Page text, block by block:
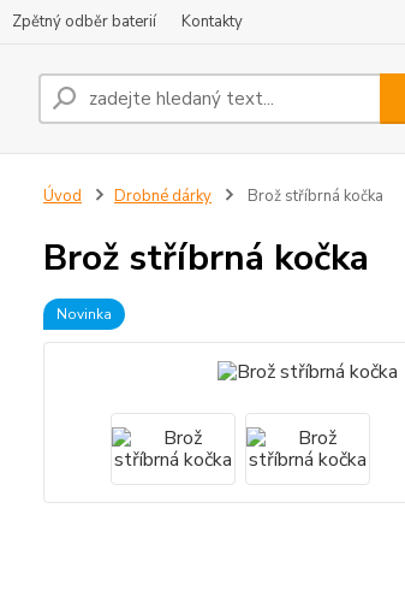
Zpětný odběr baterií Kontakty
Úvod Drobné dárky Brož stříbrná kočka
Brož stříbrná kočka
Novinka